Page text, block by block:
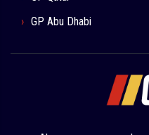
GP Abu Dhabi